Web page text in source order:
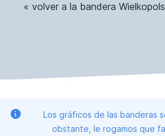
« volver a la bandera
Los gráficos de las banderas
obstante, le rogamos que